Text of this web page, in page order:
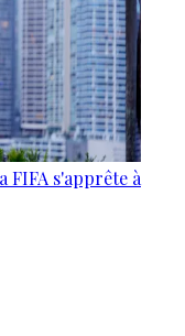
FIFA s'apprête à